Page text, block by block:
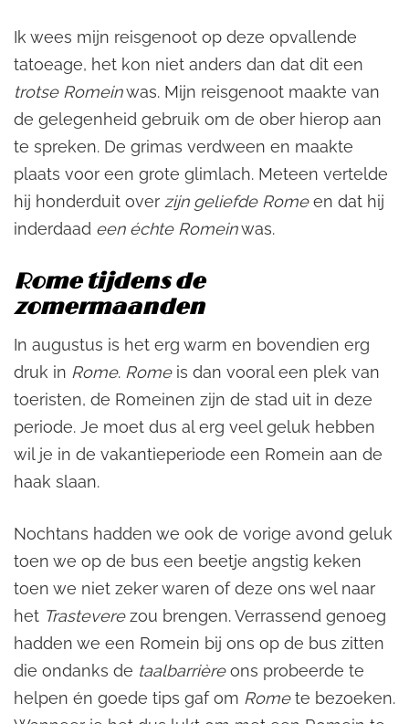
Ik wees mijn reisgenoot op deze opvallende
tatoeage, het kon niet anders dan dat dit een
trotse Romeinwas. Mijn reisgenoot maakte van
de gelegenheid gebruik om de ober hierop aan
te spreken. De grimas verdween en maakte
plaats voor een grote glimlach. Meteen vertelde
hij honderduit over zijn geliefde Romeen dat hij
inderdaad een échte Romeinwas.
Rome tijdens de
zomermaanden
In augustus is het erg warm en bovendien erg
druk in Rome. Romeis dan vooral een plek van
toeristen, de Romeinen zijn de stad uit in deze
periode. Je moet dus al erg veel geluk hebben
wil je in de vakantieperiode een Romein aan de
haak slaan.
Nochtans hadden we ook de vorige avond geluk
toen we op de bus een beetje angstig keken
toen we niet zeker waren of deze ons wel naar
het Trasteverezou brengen. Verrassend genoeg
hadden we een Romein bij ons op de bus zitten
die ondanks de taalbarrièreons probeerde te
helpen én goede tips gaf om Romete bezoeken.